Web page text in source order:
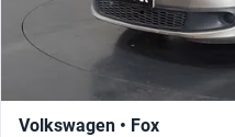
Volkswagen • Fox